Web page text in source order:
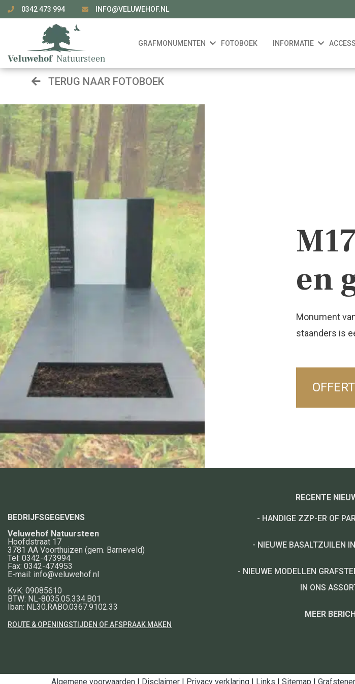
0342 473 994 INFO@VELUWEHOF.NL
GRAFMONUMENTEN FOTOBOEK INFORMATIE
TERUG NAAR FOTOBOEK
en
Monument
staanders is
BEDRIJFSGEGEVENS
Veluwehof Natuursteen
Hoofdstraat 17
3781 AA Voorthuizen (gem. Barneveld)
Tel: 0342-473994
Fax: 0342-474953
E-mail: info@veluwehof.nl
KvK: 09085610
BTW: NL-8035.05.334.B01
Iban: NL30.RABO.0367.9102.33
ROUTE & OPENINGSTIJDEN OF AFSPRAAK MAKEN
RECENTE
- HANDIGE ZZP-ER OF
- NIEUWE BASALTZUILEN
- NIEUWE MODELLEN
IN ONS
MEER
Algemene voorwaarden | Disclaimer | Privacy verklaring | Links | Sitemap |